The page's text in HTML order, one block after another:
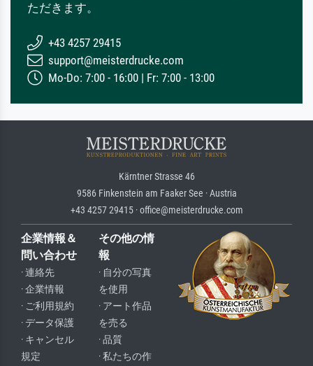
ただきます。
+43 4257 29415
support@meisterdrucke.com
Mo-Do: 7:00 - 16:00 | Fr: 7:00 - 13:00
Kärntner Strasse 46
9586 Finkenstein am Faaker See · Austria
+43 4257 29415 · office@meisterdrucke.com
企業情報＆
問い合わせ
· 連絡先
· 企業情報
· ご利用規約
· データ保護
· キャンセル
規定
その他の情
報
· 自分の写真
を使用
· アート作品
を売る
· 品質
· 私たちの作